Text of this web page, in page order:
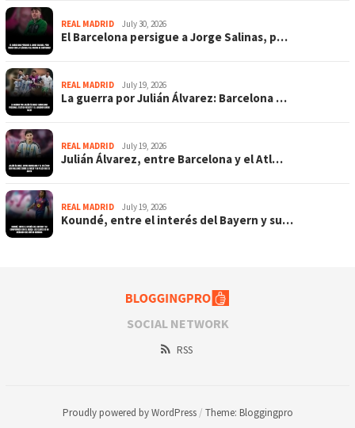
REAL MADRID July 30, 2026
El Barcelona persigue a Jorge Salinas, p…
REAL MADRID July 19, 2026
La guerra por Julián Álvarez: Barcelona …
REAL MADRID July 19, 2026
Julián Álvarez, entre Barcelona y el Atl…
REAL MADRID July 19, 2026
Koundé, entre el interés del Bayern y su…
SOCIAL NETWORK
RSS
Proudly powered by WordPress / Theme: Bloggingpro